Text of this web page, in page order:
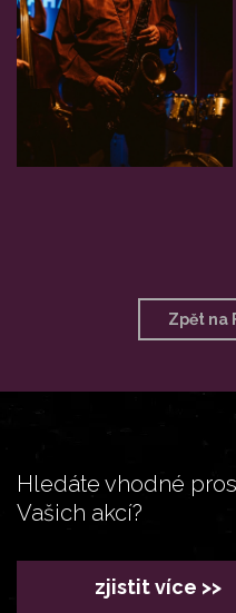
Zpět na
Hledáte vhodné
Vašich akcí?
zjistit více >>